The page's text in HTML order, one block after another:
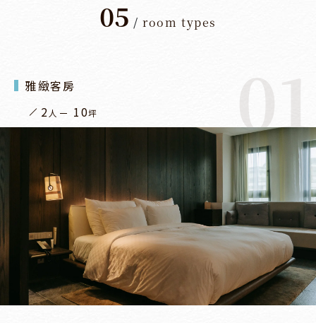
05 / room types
01
雅緻客房
2 人 10坪